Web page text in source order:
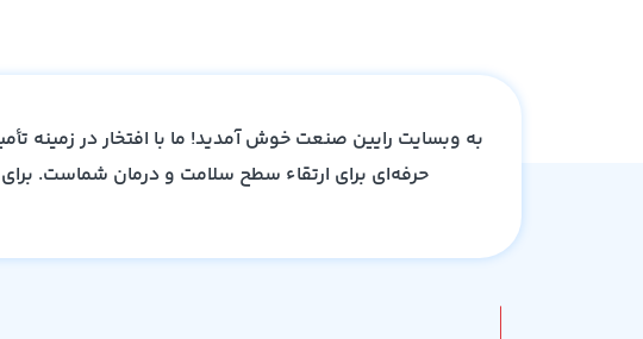
به وبسایت رایین صنعت خوش آمدید! ما با افتخار در زمینه
حرفه‌ای برای ارتقاء سطح سلامت و درمان شماست.